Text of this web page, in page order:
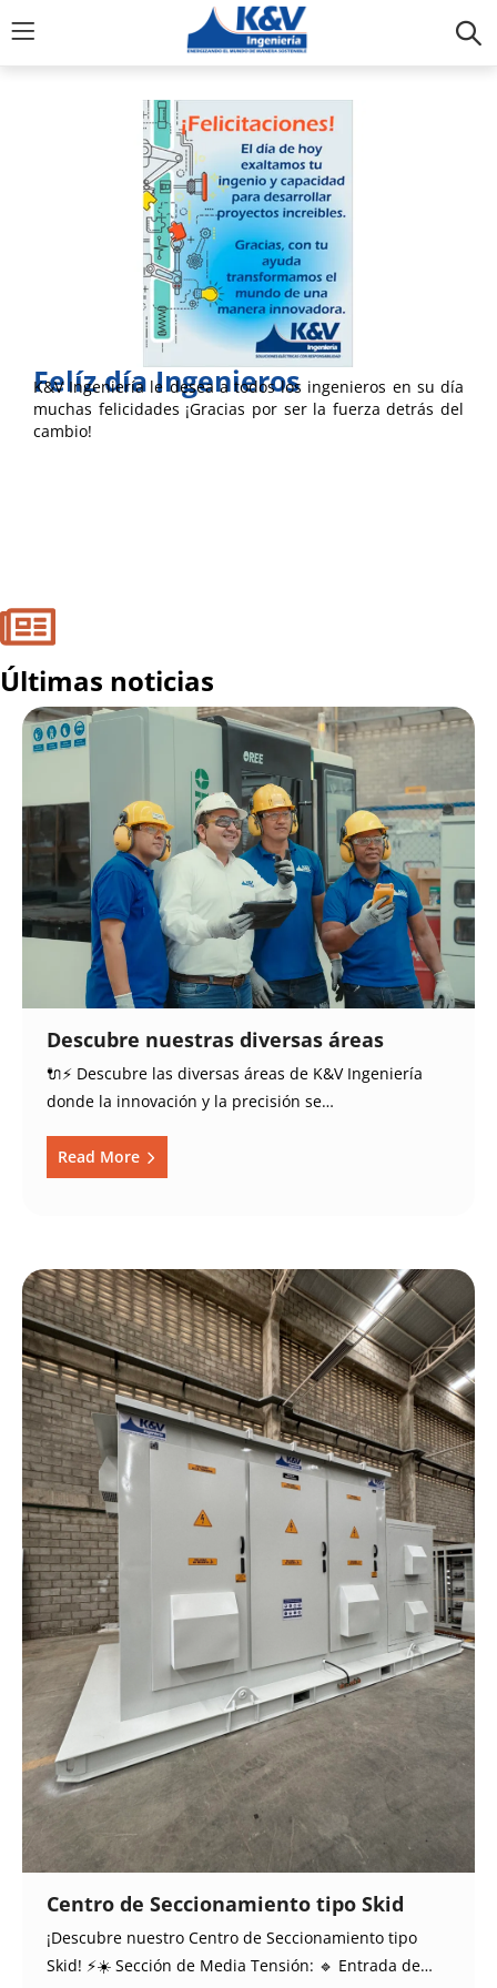
Felíz día Ingenieros
K&V Ingeniería le desea a todos los ingenieros en su día
muchas felicidades ¡Gracias por ser la fuerza detrás del
cambio!
Últimas noticias
Descubre nuestras diversas áreas
🔌⚡ Descubre las diversas áreas de K&V Ingeniería
donde la innovación y la precisión se…
Read More
Centro de Seccionamiento tipo Skid
¡Descubre nuestro Centro de Seccionamiento tipo
Skid! ⚡️☀️ Sección de Media Tensión: 🔹 Entrada de…